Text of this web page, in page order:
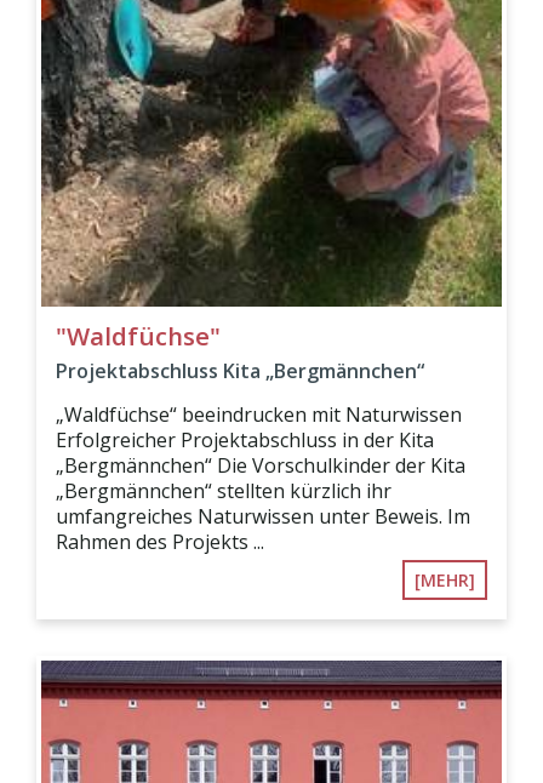
"Waldfüchse"
Projektabschluss Kita „Bergmännchen“
„Waldfüchse“ beeindrucken mit Naturwissen
Erfolgreicher Projektabschluss in der Kita
„Bergmännchen“ Die Vorschulkinder der Kita
„Bergmännchen“ stellten kürzlich ihr
umfangreiches Naturwissen unter Beweis. Im
Rahmen des Projekts ...
[MEHR]